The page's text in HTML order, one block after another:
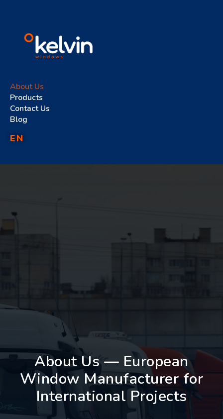
About Us
Products
Contact Us
Blog
EN
About Us — European
Window Manufacturer for
International Projects